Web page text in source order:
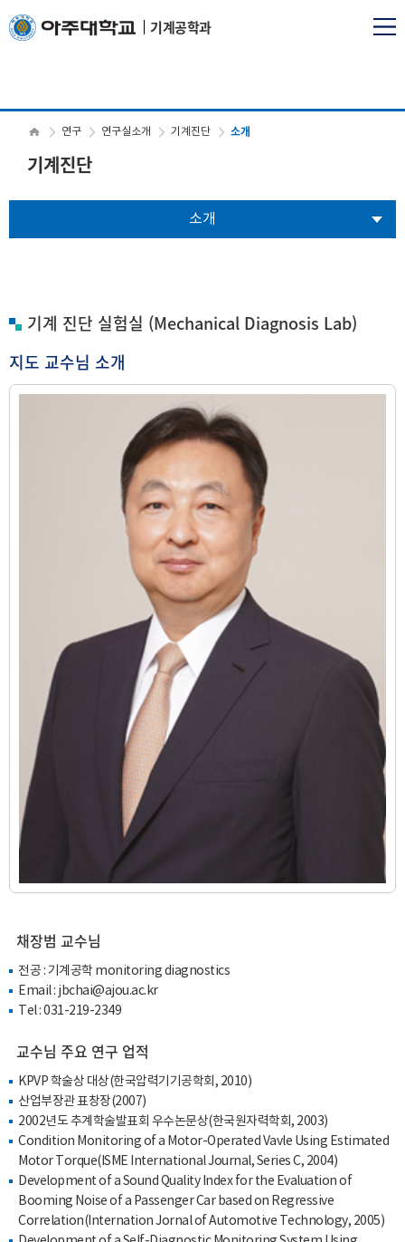
기계공학과
연구 연구실소개 기계진단 소개
기계진단
소개
기계 진단 실험실 (Mechanical Diagnosis Lab)
지도 교수님 소개
채장범 교수님
전공 : 기계공학 monitoring diagnostics
Email : jbchai@ajou.ac.kr
Tel :031-219-2349
교수님 주요 연구 업적
KPVP 학술상 대상(한국압력기기공학회, 2010)
산업부장관 표창장(2007)
2002년도 추계학술발표회 우수논문상(한국원자력학회, 2003)
Condition Monitoring of a Motor-Operated Vavle Using Estimated
Motor Torque(ISME International Journal, Series C, 2004)
Development of a Sound Quality Index for the Evaluation of
Booming Noise of a Passenger Car based on Regressive
Correlation(Internation Jornal of Automotive Technology, 2005)